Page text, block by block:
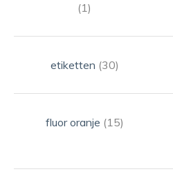
(1)
etiketten (30)
fluor oranje (15)